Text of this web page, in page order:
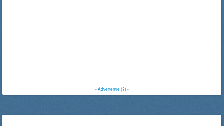
-Advertentie (?)-